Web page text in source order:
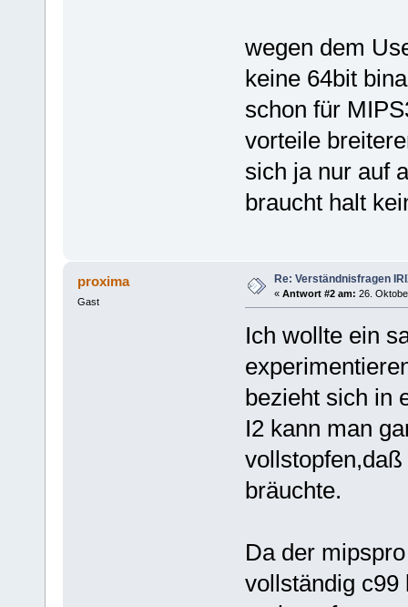
wegen dem
keine 64bit
schon für
vorteile
sich ja nur auf
braucht halt
proxima
Gast
Re: Verständnisfragen
« Antwort #2 am: 26.
Ich wollte ein
bezieht sich in
I2 kann man
bräuchte.
Da der
vollständig